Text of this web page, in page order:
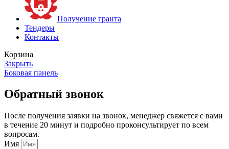
Получение гранта
Тендеры
Контакты
Корзина
Закрыть
Боковая панель
Обратный звонок
После получения заявки на звонок, менеджер свяжется с вами
в течение 20 минут и подробно проконсультирует по всем
вопросам.
Имя